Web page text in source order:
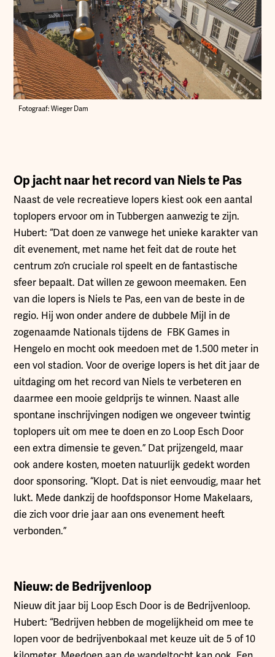
Fotograaf: Wieger Dam
Op jacht naar het record van Niels te Pas
Naast de vele recreatieve lopers kiest ook een aantal
toplopers ervoor om in Tubbergen aanwezig te zijn.
Hubert: “Dat doen ze vanwege het unieke karakter van
dit evenement, met name het feit dat de route het
centrum zo’n cruciale rol speelt en de fantastische
sfeer bepaalt. Dat willen ze gewoon meemaken. Een
van die lopers is Niels te Pas, een van de beste in de
regio. Hij won onder andere de dubbele Mijl in de
zogenaamde Nationals tijdens de FBK Games in
Hengelo en mocht ook meedoen met de 1.500 meter in
een vol stadion. Voor de overige lopers is het dit jaar de
uitdaging om het record van Niels te verbeteren en
daarmee een mooie geldprijs te winnen. Naast alle
spontane inschrijvingen nodigen we ongeveer twintig
toplopers uit om mee te doen en zo Loop Esch Door
een extra dimensie te geven.” Dat prijzengeld, maar
ook andere kosten, moeten natuurlijk gedekt worden
door sponsoring. “Klopt. Dat is niet eenvoudig, maar het
lukt. Mede dankzij de hoofdsponsor Home Makelaars,
die zich voor drie jaar aan ons evenement heeft
verbonden.”
Nieuw: de Bedrijvenloop
Nieuw dit jaar bij Loop Esch Door is de Bedrijvenloop.
Hubert: “Bedrijven hebben de mogelijkheid om mee te
lopen voor de bedrijvenbokaal met keuze uit de 5 of 10